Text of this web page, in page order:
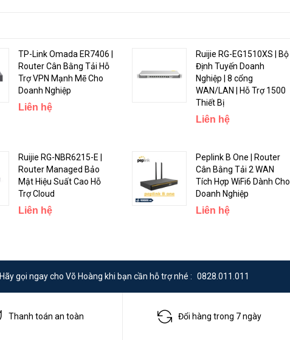
TP-Link Omada ER7406 |
Router Cân Bằng Tải Hỗ
Trợ VPN Mạnh Mẽ Cho
Doanh Nghiệp
Liên hệ
Ruijie RG-EG1510XS | Bộ
Định Tuyến Doanh
Nghiệp | 8 cổng
WAN/LAN | Hỗ Trợ 1500
Thiết Bị
Liên hệ
Ruijie RG-NBR6215-E |
Router Managed Bảo
Mật Hiệu Suất Cao Hỗ
Trợ Cloud
Liên hệ
Peplink B One | Router
Cân Bằng Tải 2 WAN
Tích Hợp WiFi6 Dành Cho
Doanh Nghiệp
Liên hệ
Hãy gọi ngay cho Võ Hoàng khi bạn cần hỗ trợ nhé : 0828.011.011
Thanh toán an toàn Đổi hàng trong 7 ngày